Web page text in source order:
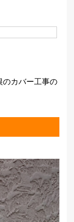
のカバー工事の